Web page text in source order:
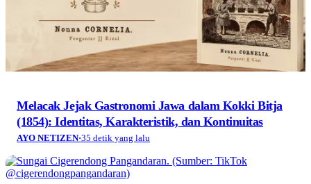
Melacak Jejak Gastronomi Jawa dalam Kokki Bitja
(1854): Identitas, Karakteristik, dan Kontinuitas
AYO NETIZEN·35 detik yang lalu